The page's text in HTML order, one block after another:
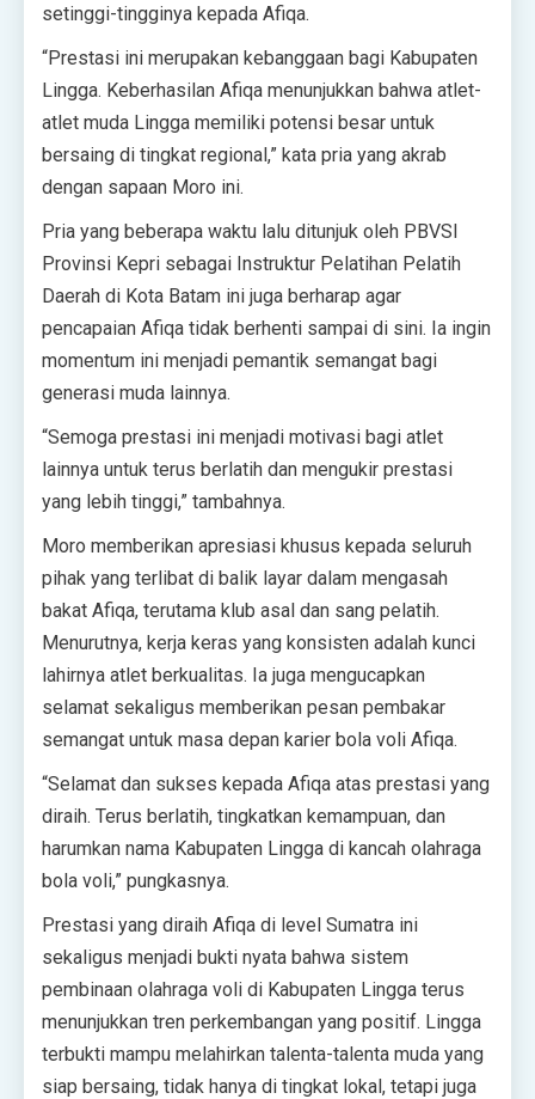
setinggi-tingginya kepada Afiqa.
“Prestasi ini merupakan kebanggaan bagi Kabupaten
Lingga. Keberhasilan Afiqa menunjukkan bahwa atlet-
atlet muda Lingga memiliki potensi besar untuk
bersaing di tingkat regional,” kata pria yang akrab
dengan sapaan Moro ini.
Pria yang beberapa waktu lalu ditunjuk oleh PBVSI
Provinsi Kepri sebagai Instruktur Pelatihan Pelatih
Daerah di Kota Batam ini juga berharap agar
pencapaian Afiqa tidak berhenti sampai di sini. Ia ingin
momentum ini menjadi pemantik semangat bagi
generasi muda lainnya.
“Semoga prestasi ini menjadi motivasi bagi atlet
lainnya untuk terus berlatih dan mengukir prestasi
yang lebih tinggi,” tambahnya.
Moro memberikan apresiasi khusus kepada seluruh
pihak yang terlibat di balik layar dalam mengasah
bakat Afiqa, terutama klub asal dan sang pelatih.
Menurutnya, kerja keras yang konsisten adalah kunci
lahirnya atlet berkualitas. Ia juga mengucapkan
selamat sekaligus memberikan pesan pembakar
semangat untuk masa depan karier bola voli Afiqa.
“Selamat dan sukses kepada Afiqa atas prestasi yang
diraih. Terus berlatih, tingkatkan kemampuan, dan
harumkan nama Kabupaten Lingga di kancah olahraga
bola voli,” pungkasnya.
Prestasi yang diraih Afiqa di level Sumatra ini
sekaligus menjadi bukti nyata bahwa sistem
pembinaan olahraga voli di Kabupaten Lingga terus
menunjukkan tren perkembangan yang positif. Lingga
terbukti mampu melahirkan talenta-talenta muda yang
siap bersaing, tidak hanya di tingkat lokal, tetapi juga